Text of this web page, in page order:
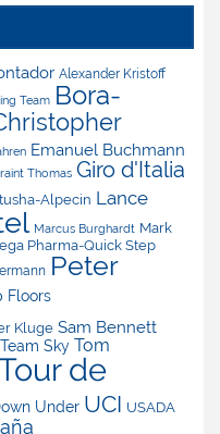
Alexander Kristoff
Team Bora-
Emanuel Buchmann
Thomas Giro d'Italia
Alpecin Lance
Marcus Burghardt Mark
Pharma-Quick Step
Peter
Floors
Kluge Sam Bennett
Team Sky Tom
de
Under UCI USADA